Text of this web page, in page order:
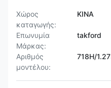
Χώρος
καταγωγής:
ΚΙΝΑ
Επωνυμία
Μάρκας:
takford
Αριθμός
μοντέλου:
718H/